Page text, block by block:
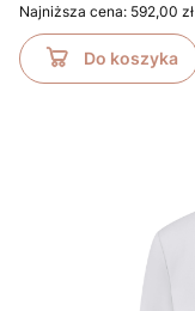
Najniższa cena: 592,00 zł
Do koszyka